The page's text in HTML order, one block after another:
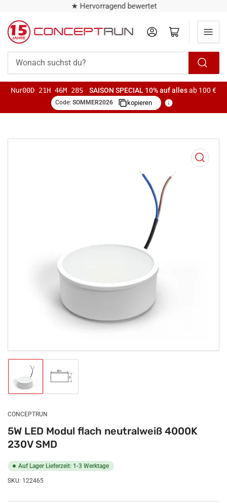
★ Hervorragend bewertet
suchst
AnmeldenMini-Warenkorb öffnen
Nur00D 21H 46M 28S SAISON SPECIAL 10% auf allesab 100 €
Code: SOMMER2026 kopieren
Medien
Bild
in
Galerieansicht
laden
Bild
Galerieansicht
CONCEPTRUN
5W LED Modul flach neutralweiß 4000K
230V SMD
Auf Lager Lieferzeit: 1-3 Werktage
SKU: 122465